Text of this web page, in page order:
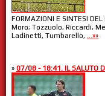
FORMAZIONI E SINTESI
Moro; Tozzuolo, Riccardi,
Ladinetti, Tumbarello, ...»»
» 07/08 - 18:41. IL SALUTO